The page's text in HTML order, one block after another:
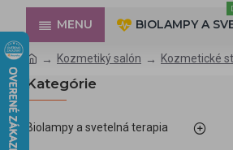
MENU BIOLAMPY A
Kozmetiký salón Kozmetické
Kategórie
Biolampy a svetelná terapia